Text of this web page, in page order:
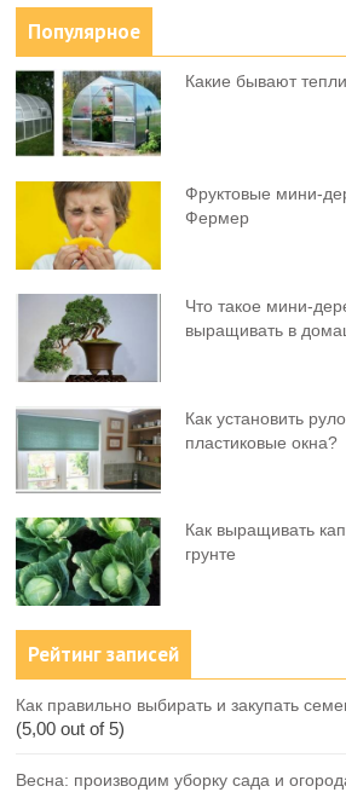
Популярное
Какие бывают
Фруктовыe мини-
Фермер
Что такое мини-
выращивать в
Как установить
пластиковые окна?
Как выращивать
грунте
Рейтинг записей
Как правильно выбирать и закупать
(5,00 out of 5)
Весна: производим уборку сада и